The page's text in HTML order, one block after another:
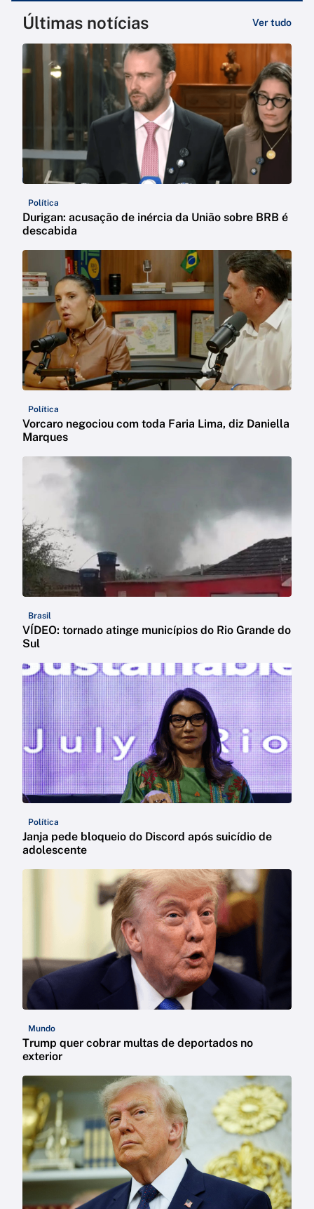
Últimas notícias Ver tudo
Política
Durigan: acusação de inércia da União sobre BRB é
descabida
Política
Vorcaro negociou com toda Faria Lima, diz Daniella
Marques
Brasil
VÍDEO: tornado atinge municípios do Rio Grande do
Sul
Política
Janja pede bloqueio do Discord após suicídio de
adolescente
Mundo
Trump quer cobrar multas de deportados no
exterior